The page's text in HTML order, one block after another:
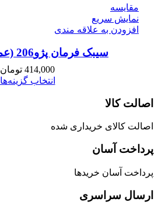
مقايسه
نمایش سریع
افزودن به علاقه مندی
سیبک فرمان پژو206 (عمده) رفیع نیا
414,000 تومان
انتخاب گزینه‌ها
اصالت کالا
اصالت کالای خریداری شده
پرداخت آسان
پرداخت آسان خریدها
ارسال سراسری